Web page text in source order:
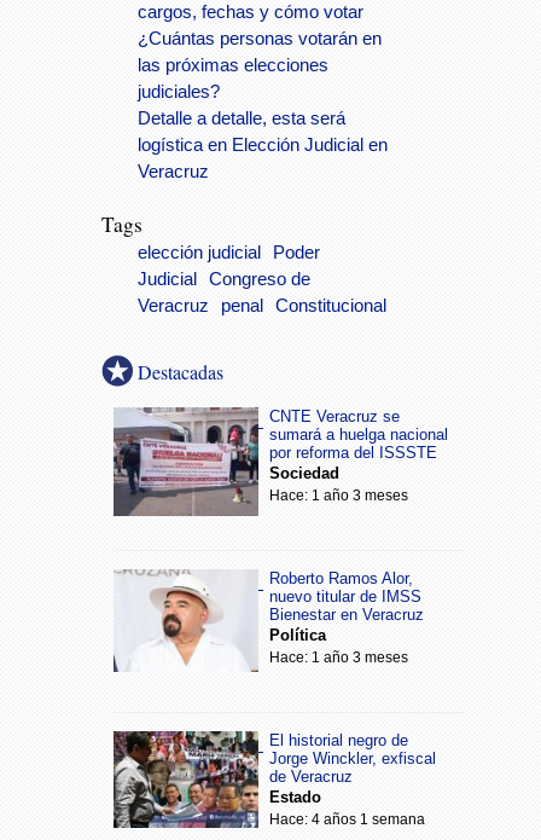
cargos, fechas y cómo votar
¿Cuántas personas votarán en
las próximas elecciones
judiciales?
Detalle a detalle, esta será
logística en Elección Judicial en
Veracruz
Tags
elección judicial
Poder
Judicial
Congreso de
Veracruz
penal Constitucional
Destacadas
CNTE Veracruz se
sumará a huelga nacional
por reforma del ISSSTE
Sociedad
Hace: 1 año 3 meses
Roberto Ramos Alor,
nuevo titular de IMSS
Bienestar en Veracruz
Política
Hace: 1 año 3 meses
El historial negro de
Jorge Winckler, exfiscal
de Veracruz
Estado
Hace: 4 años 1 semana